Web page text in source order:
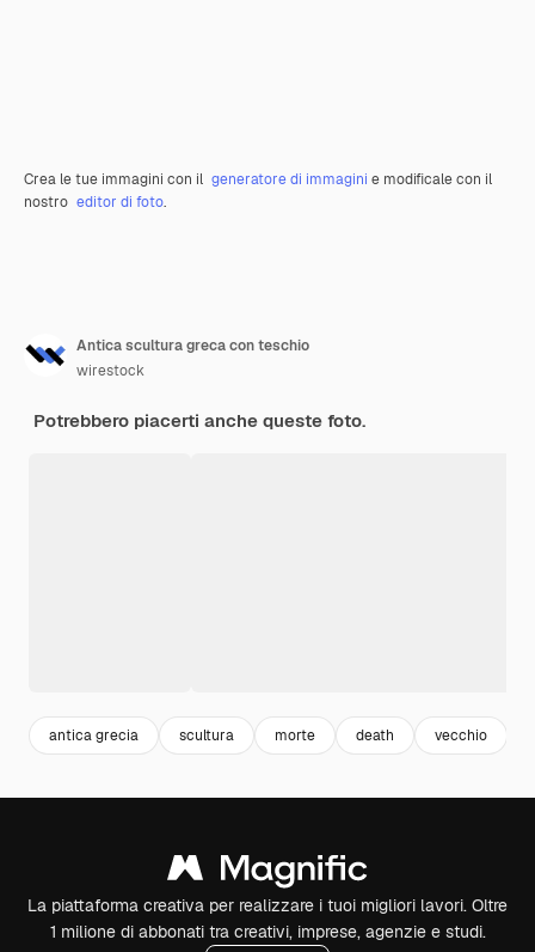
Crea le tue immagini con il generatore di immagini e modificale con il
nostro editor di foto.
Antica scultura greca con teschio
wirestock
Potrebbero piacerti anche queste foto.
antica grecia scultura morte death vecchio
La piattaforma creativa per realizzare i tuoi migliori lavori. Oltre
1 milione di abbonati tra creativi, imprese, agenzie e studi.